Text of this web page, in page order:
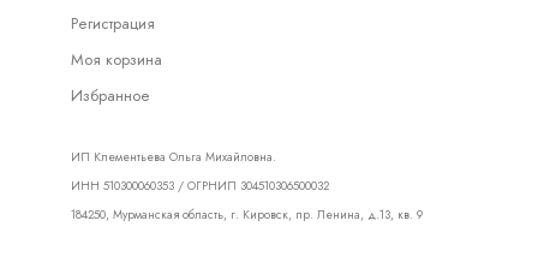
Регистрация
Моя корзина
Избранное
ИП Клементьева Ольга Михайловна.
ИНН 510300060353 / ОГРНИП 304510306500032
184250, Мурманская область, г. Кировск, пр. Ленина, д.13, кв. 9